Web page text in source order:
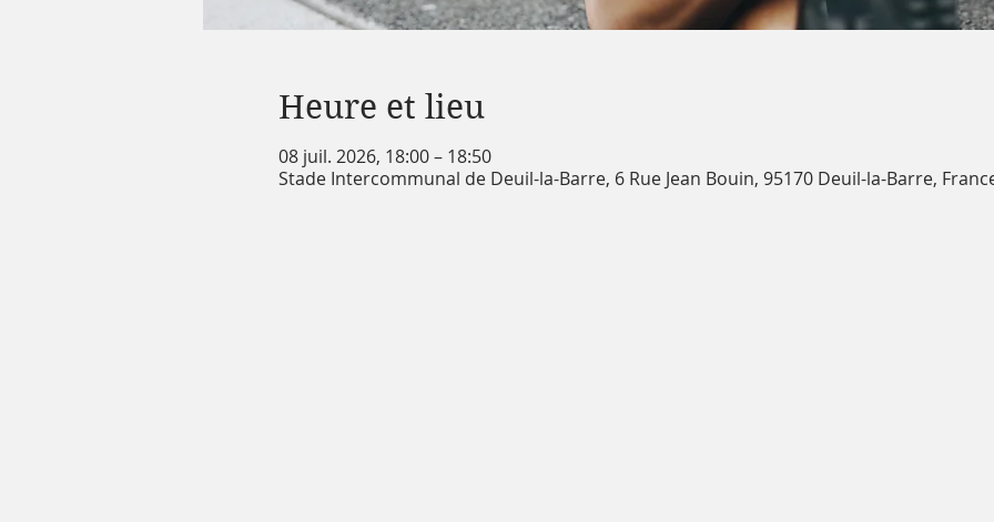
Heure et lieu
08 juil. 2026, 18:00 – 18:50
Stade Intercommunal de Deuil-la-Barre, 6 Rue Jean Bouin, 95170 Deuil-la-Barre,